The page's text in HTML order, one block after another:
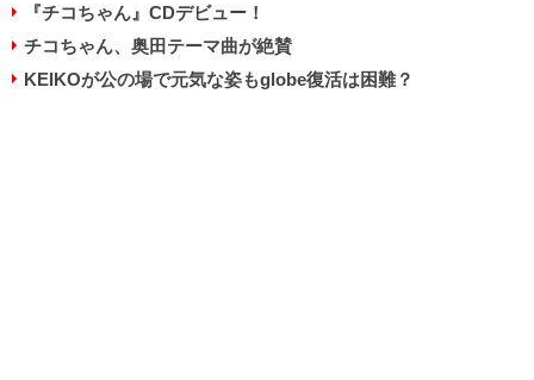
『チコちゃん』CDデビュー！
チコちゃん、奥田テーマ曲が絶賛
KEIKOが公の場で元気な姿もglobe復活は困難？